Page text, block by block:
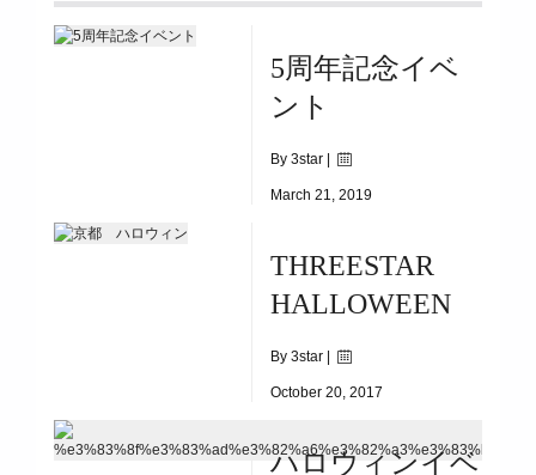
5周年記念イベ
ント
By 3star |
March 21, 2019
| 8856
THREESTAR
HALLOWEEN
By 3star |
October 20, 2017
|
ハロウィンイベ